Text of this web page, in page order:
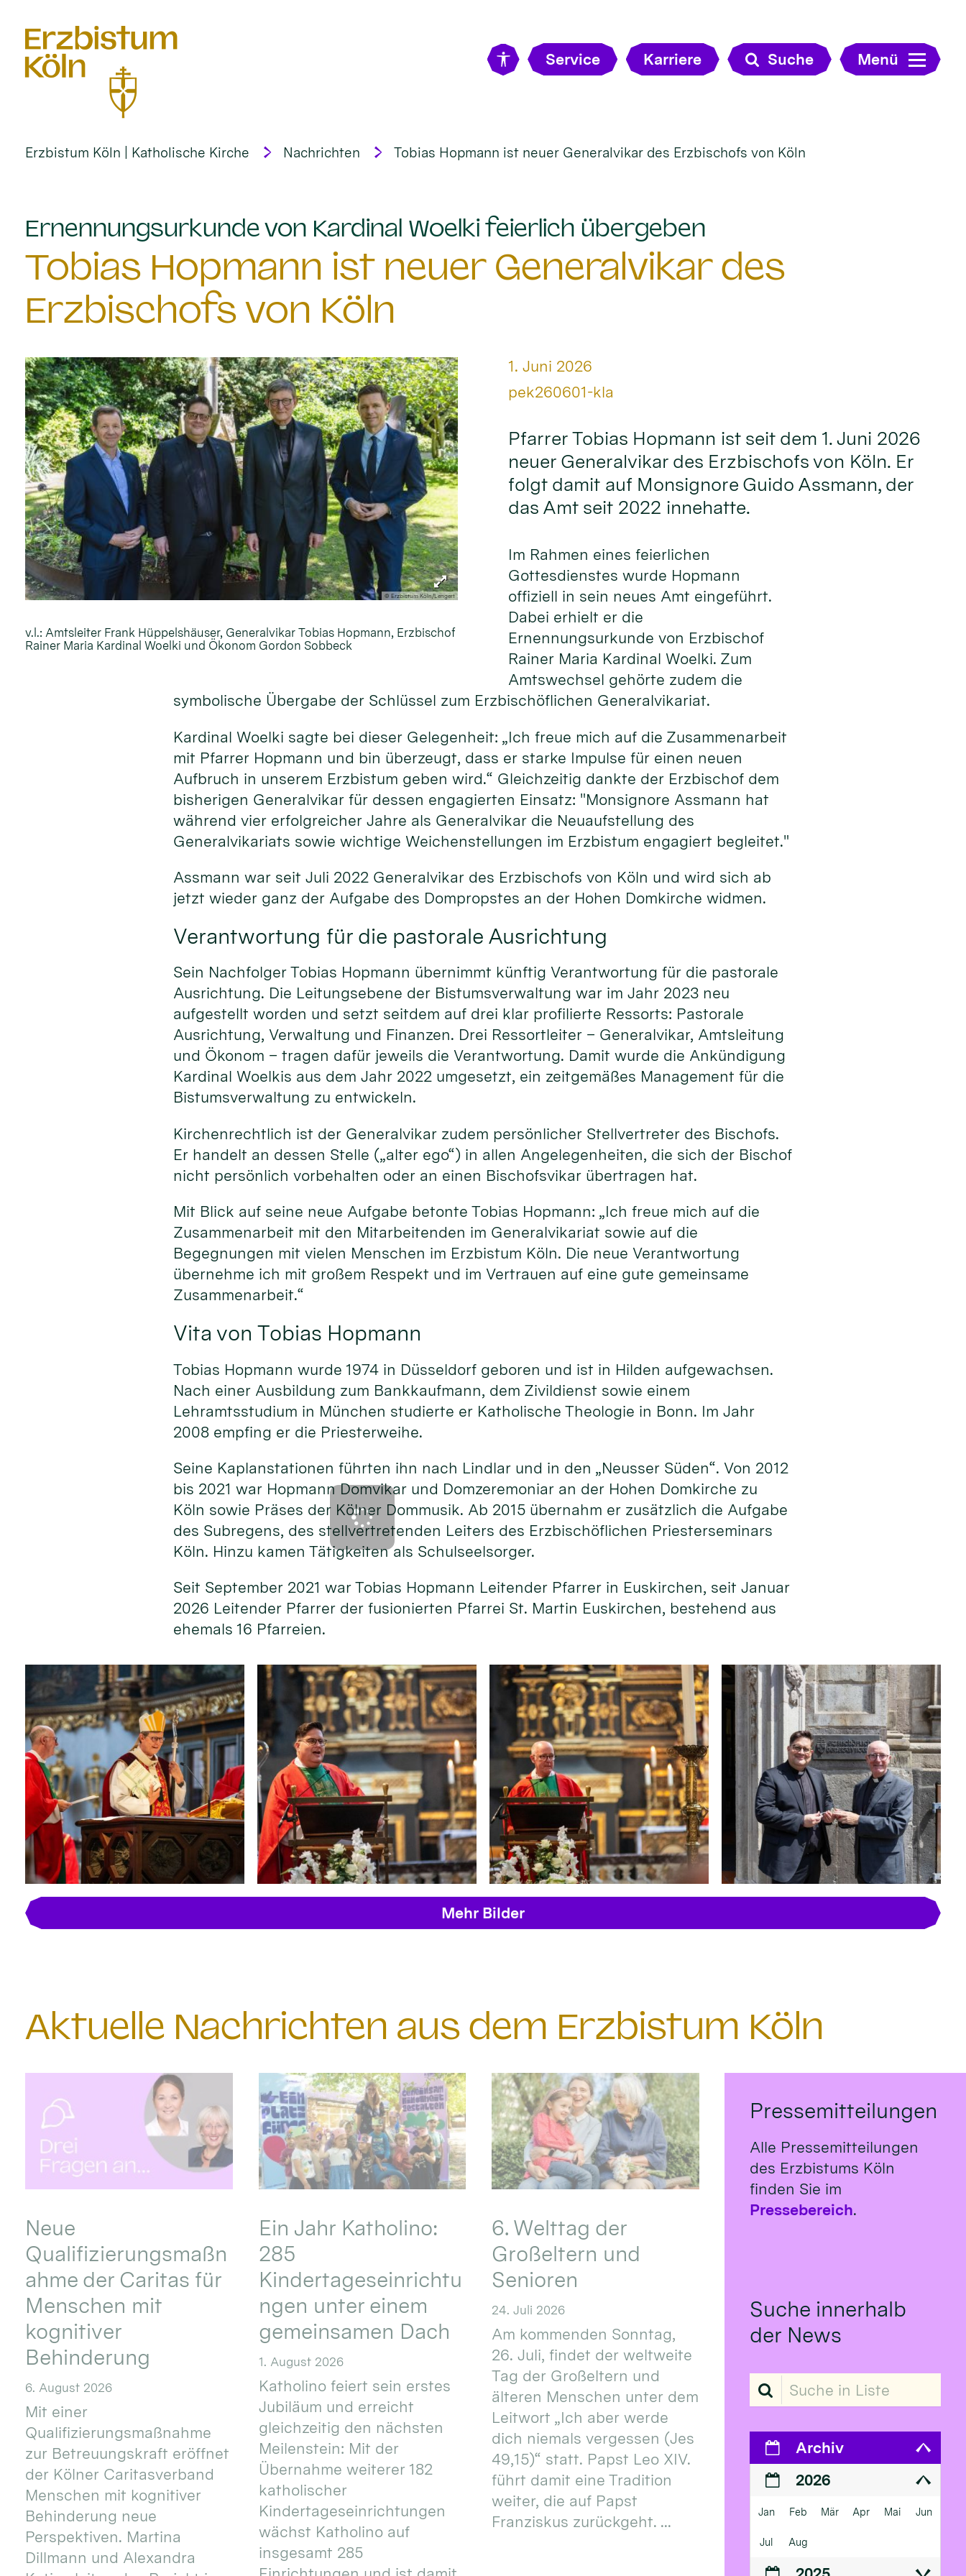
Service Karriere Suche Menü
Erzbistum Köln | Katholische Kirche Nachrichten Tobias Hopmann ist neuer Generalvikar des Erzbischofs von Köln
Ernennungsurkunde von Kardinal Woelki feierlich übergeben
Tobias Hopmann ist neuer Generalvikar des
Erzbischofs von Köln
© Erzbistum Köln/Lengert
v.l.: Amtsleiter Frank Hüppelshäuser, Generalvikar Tobias Hopmann, Erzbischof
Rainer Maria Kardinal Woelki und Ökonom Gordon Sobbeck
Datum:
1. Juni 2026
Von:
pek260601-kla
Pfarrer Tobias Hopmann ist seit dem 1. Juni 2026
neuer Generalvikar des Erzbischofs von Köln. Er
folgt damit auf Monsignore Guido Assmann, der
das Amt seit 2022 innehatte.
Im Rahmen eines feierlichen
Gottesdienstes wurde Hopmann
offiziell in sein neues Amt eingeführt.
Dabei erhielt er die
Ernennungsurkunde von Erzbischof
Rainer Maria Kardinal Woelki. Zum
Amtswechsel gehörte zudem die
symbolische Übergabe der Schlüssel zum Erzbischöflichen Generalvikariat.
Kardinal Woelki sagte bei dieser Gelegenheit: „Ich freue mich auf die Zusammenarbeit
mit Pfarrer Hopmann und bin überzeugt, dass er starke Impulse für einen neuen
Aufbruch in unserem Erzbistum geben wird.“ Gleichzeitig dankte der Erzbischof dem
bisherigen Generalvikar für dessen engagierten Einsatz: "Monsignore Assmann hat
während vier erfolgreicher Jahre als Generalvikar die Neuaufstellung des
Generalvikariats sowie wichtige Weichenstellungen im Erzbistum engagiert begleitet."
Assmann war seit Juli 2022 Generalvikar des Erzbischofs von Köln und wird sich ab
jetzt wieder ganz der Aufgabe des Dompropstes an der Hohen Domkirche widmen.
Verantwortung für die pastorale Ausrichtung
Sein Nachfolger Tobias Hopmann übernimmt künftig Verantwortung für die pastorale
Ausrichtung. Die Leitungsebene der Bistumsverwaltung war im Jahr 2023 neu
aufgestellt worden und setzt seitdem auf drei klar profilierte Ressorts: Pastorale
Ausrichtung, Verwaltung und Finanzen. Drei Ressortleiter – Generalvikar, Amtsleitung
und Ökonom – tragen dafür jeweils die Verantwortung. Damit wurde die Ankündigung
Kardinal Woelkis aus dem Jahr 2022 umgesetzt, ein zeitgemäßes Management für die
Bistumsverwaltung zu entwickeln.
Kirchenrechtlich ist der Generalvikar zudem persönlicher Stellvertreter des Bischofs.
Er handelt an dessen Stelle („alter ego“) in allen Angelegenheiten, die sich der Bischof
nicht persönlich vorbehalten oder an einen Bischofsvikar übertragen hat.
Mit Blick auf seine neue Aufgabe betonte Tobias Hopmann: „Ich freue mich auf die
Zusammenarbeit mit den Mitarbeitenden im Generalvikariat sowie auf die
Begegnungen mit vielen Menschen im Erzbistum Köln. Die neue Verantwortung
übernehme ich mit großem Respekt und im Vertrauen auf eine gute gemeinsame
Zusammenarbeit.“
Vita von Tobias Hopmann
Tobias Hopmann wurde 1974 in Düsseldorf geboren und ist in Hilden aufgewachsen.
Nach einer Ausbildung zum Bankkaufmann, dem Zivildienst sowie einem
Lehramtsstudium in München studierte er Katholische Theologie in Bonn. Im Jahr
2008 empfing er die Priesterweihe.
Seine Kaplanstationen führten ihn nach Lindlar und in den „Neusser Süden“. Von 2012
bis 2021 war Hopmann Domvikar und Domzeremoniar an der Hohen Domkirche zu
Köln sowie Präses der Kölner Dommusik. Ab 2015 übernahm er zusätzlich die Aufgabe
des Subregens, des stellvertretenden Leiters des Erzbischöflichen Priesterseminars
Köln. Hinzu kamen Tätigkeiten als Schulseelsorger.
Seit September 2021 war Tobias Hopmann Leitender Pfarrer in Euskirchen, seit Januar
2026 Leitender Pfarrer der fusionierten Pfarrei St. Martin Euskirchen, bestehend aus
ehemals 16 Pfarreien.
Mehr Bilder
Aktuelle Nachrichten aus dem Erzbistum Köln
Neue
Qualifizierungsmaßn
ahme der Caritas für
Menschen mit
kognitiver
Behinderung
6. August 2026
Mit einer
Qualifizierungsmaßnahme
zur Betreuungskraft eröffnet
der Kölner Caritasverband
Menschen mit kognitiver
Behinderung neue
Perspektiven. Martina
Dillmann und Alexandra
Ein Jahr Katholino:
285
Kindertageseinrichtu
ngen unter einem
gemeinsamen Dach
1. August 2026
Katholino feiert sein erstes
Jubiläum und erreicht
gleichzeitig den nächsten
Meilenstein: Mit der
Übernahme weiterer 182
katholischer
Kindertageseinrichtungen
wächst Katholino auf
insgesamt 285
6. Welttag der
Großeltern und
Senioren
24. Juli 2026
Am kommenden Sonntag,
26. Juli, findet der weltweite
Tag der Großeltern und
älteren Menschen unter dem
Leitwort „Ich aber werde
dich niemals vergessen (Jes
49,15)“ statt. Papst Leo XIV.
führt damit eine Tradition
weiter, die auf Papst
Franziskus zurückgeht. ...
Pressemitteilungen
Alle Pressemitteilungen
des Erzbistums Köln
finden Sie im
Pressebereich.
Suche innerhalb
der News
Suche in Liste
Archiv
2026
Jan Feb Mär Apr Mai Jun
Jul Aug